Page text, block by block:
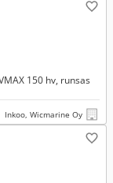
150 hv, runsas
Inkoo, Wicmarine Oy